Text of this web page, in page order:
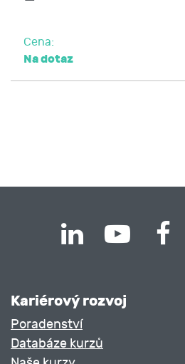
Cena:
Na dotaz
Kariérový rozvoj
Poradenství
Databáze kurzů